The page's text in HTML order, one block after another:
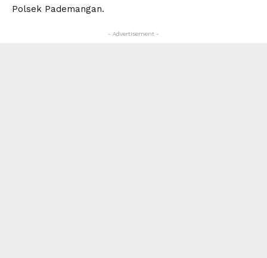
Polsek Pademangan.
- Advertisement -